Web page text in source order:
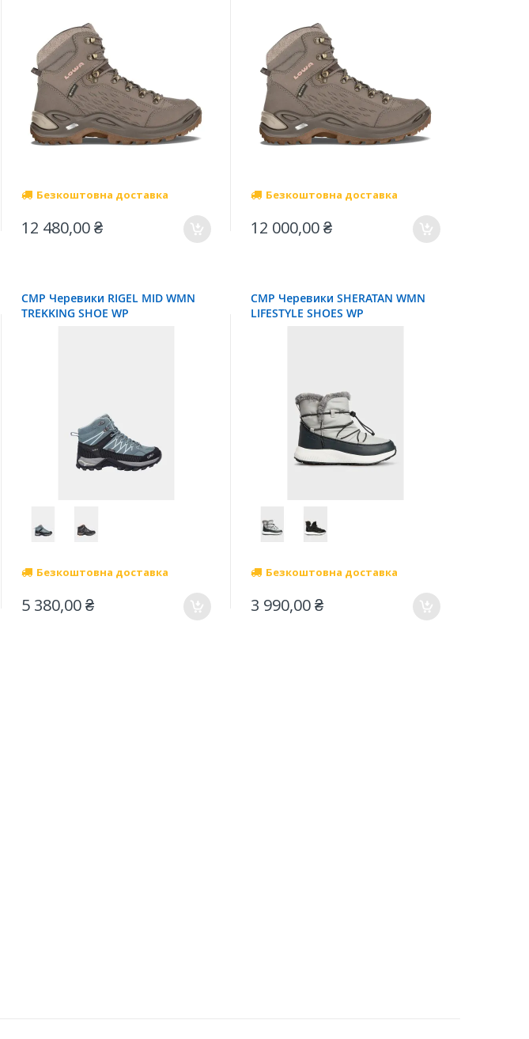
Безкоштовна доставка
12 480,00 ₴
Безкоштовна доставка
12 000,00 ₴
CMP Черевики RIGEL MID WMN
TREKKING SHOE WP
Безкоштовна доставка
5 380,00 ₴
CMP Черевики SHERATAN WMN
LIFESTYLE SHOES WP
Безкоштовна доставка
3 990,00 ₴